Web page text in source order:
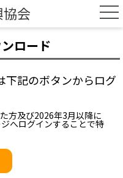
会
ロード
記のボタンからログ
方及び2026年3月以降に
へログインすることで特